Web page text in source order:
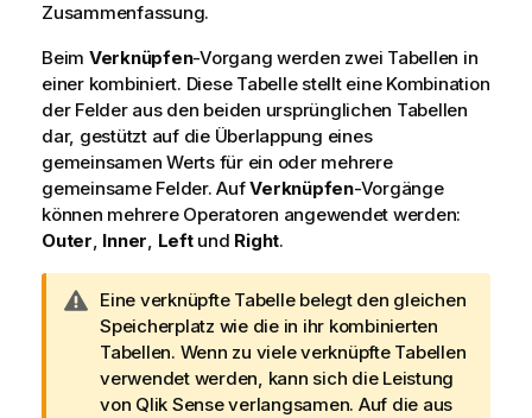
Zusammenfassung.
Beim Verknüpfen-Vorgang werden zwei Tabellen in
einer kombiniert. Diese Tabelle stellt eine Kombination
der Felder aus den beiden ursprünglichen Tabellen
dar, gestützt auf die Überlappung eines
gemeinsamen Werts für ein oder mehrere
gemeinsame Felder. AufVerknüpfen-Vorgänge
können mehrere Operatoren angewendet werden:
Outer, Inner, Leftund Right.
W
a
r
n
h
Eine verknüpfte Tabelle belegt den gleichen
Speicherplatz wie die in ihr kombinierten
Tabellen. Wenn zu viele verknüpfte Tabellen
verwendet werden, kann sich die Leistung
von Qlik Senseverlangsamen. Auf die aus